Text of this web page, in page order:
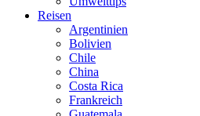
Reisen
Argentinien
Bolivien
Chile
China
Costa Rica
Frankreich